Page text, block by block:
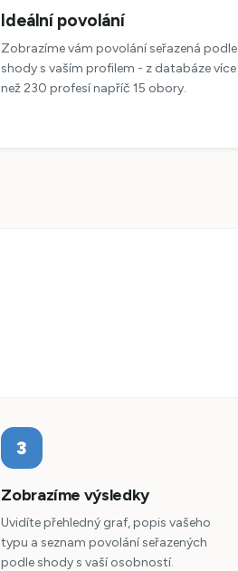
Ideální povolání
Zobrazíme vám povolání seřazená podle
shody s vaším profilem - z databáze více
než 230 profesí napříč 15 obory.
3
Zobrazíme výsledky
Uvidíte přehledný graf, popis vašeho
typu a seznam povolání seřazených
podle shody s vaší osobností.